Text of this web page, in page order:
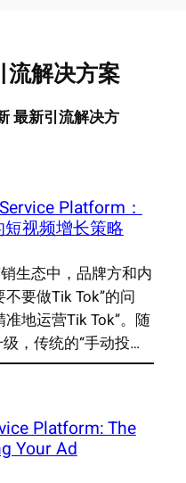
流解决方案
最新引流解决方
Platform：
视频增长策略
生态中，品牌方和内
要做Tik Tok”的问
地运营Tik Tok”。随
，传统的“手动投…
Platform: The
Your Ad